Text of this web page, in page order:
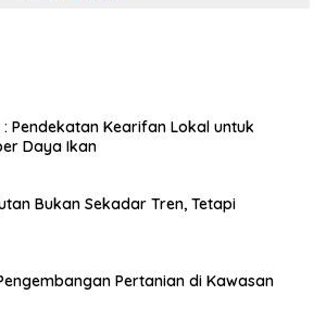
: Pendekatan Kearifan Lokal untuk
Daya Ikan
Bukan Sekadar Tren, Tetapi
Pertanian di Kawasan